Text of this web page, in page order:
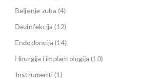
Beljenje zuba (4)
Dezinfekcija (12)
Endodoncija (14)
Hirurgija i implantologija (10)
Instrumenti(1)